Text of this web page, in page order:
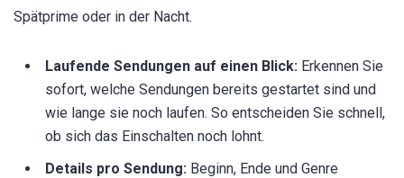
Spätprime oder in der Nacht.
Laufende Sendungen auf einen Blick: Erkennen Sie
sofort, welche Sendungen bereits gestartet sind und
wie lange sie noch laufen. So entscheiden Sie schnell,
ob sich das Einschalten noch lohnt.
Details pro Sendung: Beginn, Ende und Genre